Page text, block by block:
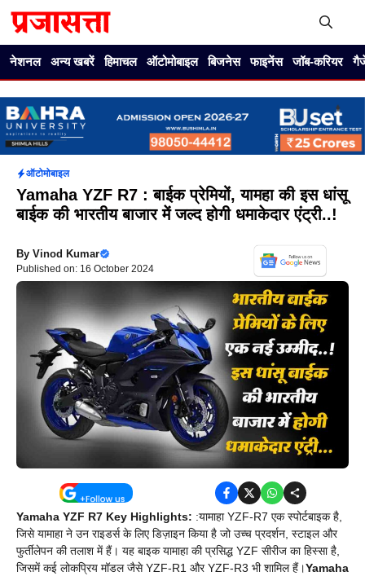
नेशनल अन्य खबरें हिमाचल ऑटोमोबाइल बिजनेस फाइनेंस जॉब-करियर
ऑटोमोबाइल
Yamaha YZF R7 : बाईक प्रेमियों, यामहा की इस धांसू
बाईक की भारतीय बाजार में जल्द होगी धमाकेदार एंट्री..!
By Vinod Kumar
Published on: 16 October 2024
Yamaha YZF R7 Key Highlights: :यामाहा YZF-R7 एक स्पोर्टबाइक है,
जिसे यामाहा ने उन राइडर्स के लिए डिज़ाइन किया है जो उच्च प्रदर्शन, स्टाइल और
फुर्तीलेपन की तलाश में हैं। यह बाइक यामाहा की प्रसिद्ध YZF सीरीज का हिस्सा है,
जिसमें कई लोकप्रिय मॉडल जैसे YZF-R1 और YZF-R3 भी शामिल हैं।Yamaha